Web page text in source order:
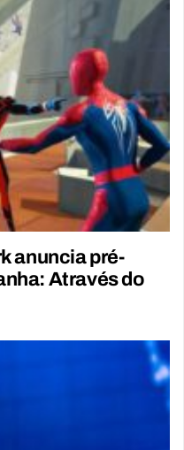
anuncia pré-
Através do